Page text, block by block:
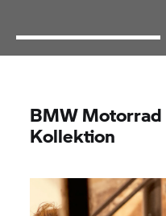
BMW Motorrad
Kollektion